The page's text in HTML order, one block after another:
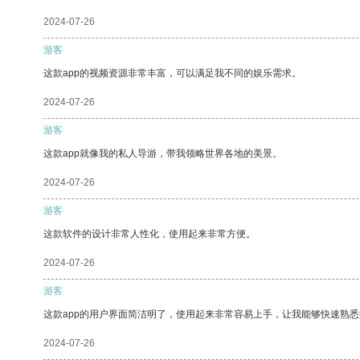
2024-07-26
游客
这款app的视频资源非常丰富，可以满足我不同的娱乐需求。
2024-07-26
游客
这款app就像我的私人导游，带我领略世界各地的美景。
2024-07-26
游客
这款软件的设计非常人性化，使用起来非常方便。
2024-07-26
游客
这款app的用户界面简洁明了，使用起来非常容易上手，让我能够快速熟
2024-07-26